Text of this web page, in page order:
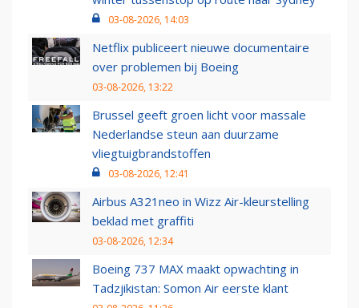
03-08-2026, 14:03
Netflix publiceert nieuwe documentaire
over problemen bij Boeing
03-08-2026, 13:22
Brussel geeft groen licht voor massale
Nederlandse steun aan duurzame
vliegtuigbrandstoffen
03-08-2026, 12:41
Airbus A321neo in Wizz Air-kleurstelling
beklad met graffiti
03-08-2026, 12:34
Boeing 737 MAX maakt opwachting in
Tadzjikistan: Somon Air eerste klant